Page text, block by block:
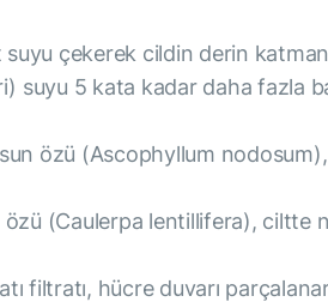
suyu çekerek cildin derin
suyu 5 kata kadar daha fazla
özü (Ascophyllum
özü (Caulerpa lentillifera), ciltte
filtratı, hücre duvarı